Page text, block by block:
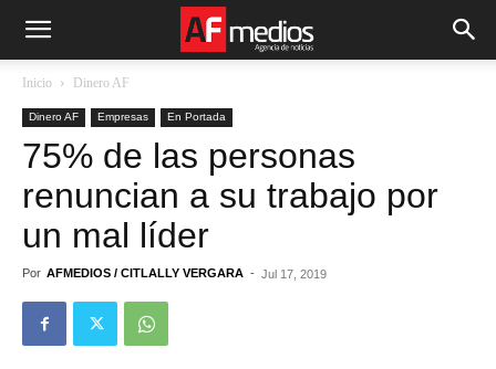
Inicio Dinero AF
Dinero AF Empresas En Portada
75% de las personas
renuncian a su trabajo por
un mal líder
Por AFMEDIOS / CITLALLY VERGARA - Jul 17, 2019